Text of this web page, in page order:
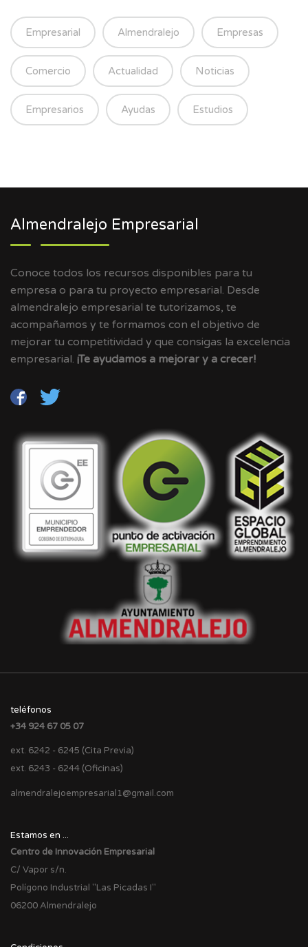
Empresarial Almendralejo Empresas
Comercio Actualidad Noticias
Empresarios Ayudas Estudios
Almendralejo Empresarial
Conoce todos los recursos disponibles para tu
empresa o para tu proyecto empresarial. Desde
almendralejo empresarial te tutorizamos, te
acompañamos y te formamos con el objetivo de
mejorar tu competitividad y que consigas la excelencia
empresarial. ¡Te ayudamos a mejorar y a crecer!
teléfonos
+34 924 67 05 07
ext. 6242 - 6245 (Cita Previa)
ext. 6243 - 6244 (Oficinas)
almendralejoempresarial1@gmail.com
Estamos en ...
Centro de Innovación Empresarial
C/ Vapor s/n.
Polígono Industrial "Las Picadas I"
06200 Almendralejo